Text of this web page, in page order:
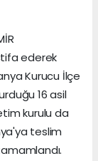
ederek
Kurucu İlçe
16 asil
kurulu da
teslim